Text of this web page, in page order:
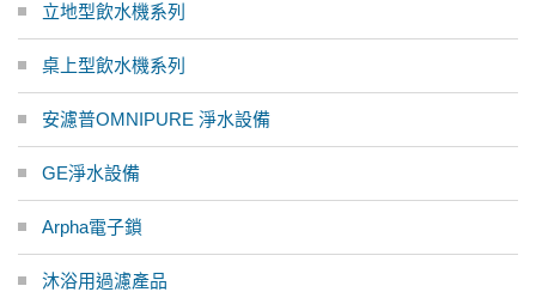
立地型飲水機系列
桌上型飲水機系列
安濾普OMNIPURE 淨水設備
GE淨水設備
Arpha電子鎖
沐浴用過濾產品